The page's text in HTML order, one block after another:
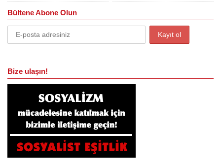
Bültene Abone Olun
Bize ulaşın!